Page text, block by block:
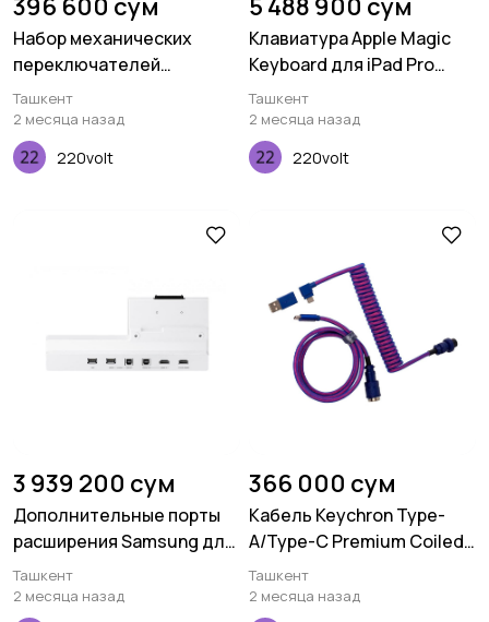
396 600 сум
Набор механических
переключателей
Keychron Gateron KS-3,
Milky Pro Red, 110 pcs
Ташкент
2 месяца назад
220volt
5 488 900 сум
Клавиатура Apple Magic
Keyboard для iPad Pro
12,9" (2020)
Ташкент
2 месяца назад
220volt
3 939 200 сум
Дополнительные порты
расширения Samsung для
Flip 2
Ташкент
2 месяца назад
366 000 сум
Кабель Keychron Type-
A/Type-C Premium Coiled
Aviator, Cable-Angled,
Purple
Ташкент
2 месяца назад